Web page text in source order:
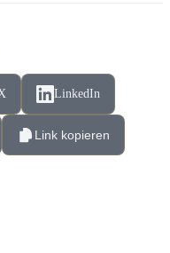
LinkedIn
Link kopieren